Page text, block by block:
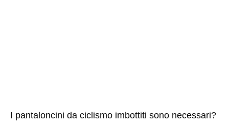
I pantaloncini da ciclismo imbottiti sono necessari?